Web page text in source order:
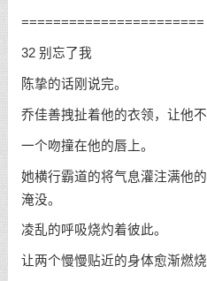
=======================
32 别忘了我
陈挚的话刚说完。
乔佳善拽扯着他的衣领，让他不
一个吻撞在他的唇上。
她横行霸道的将气息灌注满他
淹没。
凌乱的呼吸烧灼着彼此。
让两个慢慢贴近的身体愈渐燃烧